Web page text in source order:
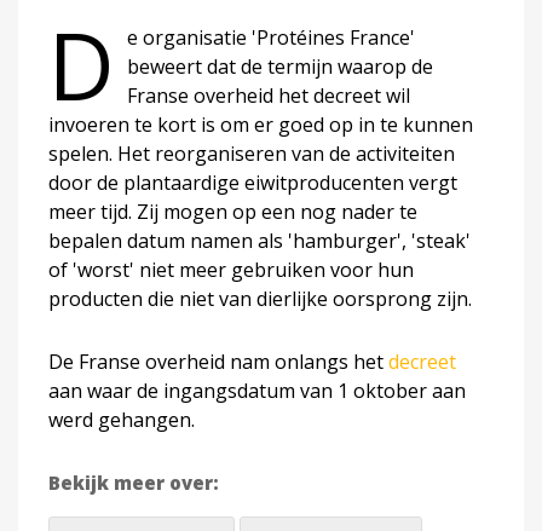
D
e organisatie 'Protéines France'
beweert dat de termijn waarop de
Franse overheid het decreet wil
invoeren te kort is om er goed op in te kunnen
spelen. Het reorganiseren van de activiteiten
door de plantaardige eiwitproducenten vergt
meer tijd. Zij mogen op een nog nader te
bepalen datum namen als 'hamburger', 'steak'
of 'worst' niet meer gebruiken voor hun
producten die niet van dierlijke oorsprong zijn.
De Franse overheid nam onlangs hetdecreet
aan waar de ingangsdatum van 1 oktober aan
werd gehangen.
Bekijk meer over: